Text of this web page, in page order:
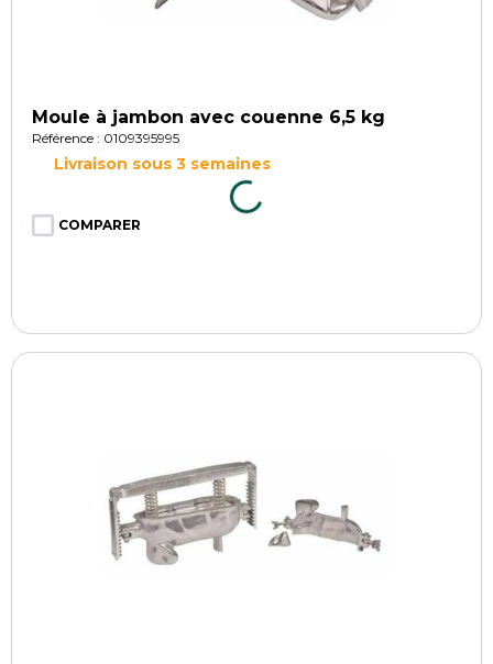
Moule à jambon avec couenne 6,5 kg
Référence : 0109395995
Livraison sous 3 semaines
COMPARER